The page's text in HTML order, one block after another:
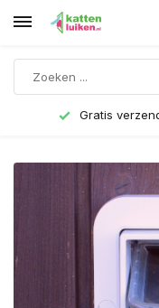
Gratis